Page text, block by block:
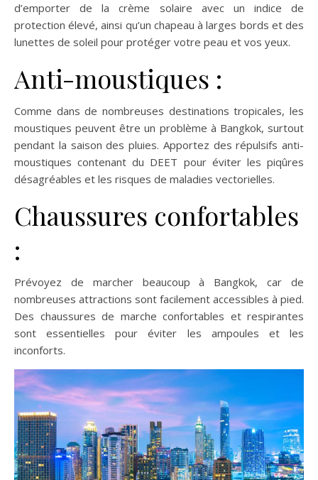
d’emporter de la crème solaire avec un indice de
protection élevé, ainsi qu’un chapeau à larges bords et des
lunettes de soleil pour protéger votre peau et vos yeux.
Anti-moustiques :
Comme dans de nombreuses destinations tropicales, les
moustiques peuvent être un problème à Bangkok, surtout
pendant la saison des pluies. Apportez des répulsifs anti-
moustiques contenant du DEET pour éviter les piqûres
désagréables et les risques de maladies vectorielles.
Chaussures confortables
:
Prévoyez de marcher beaucoup à Bangkok, car de
nombreuses attractions sont facilement accessibles à pied.
Des chaussures de marche confortables et respirantes
sont essentielles pour éviter les ampoules et les
inconforts.